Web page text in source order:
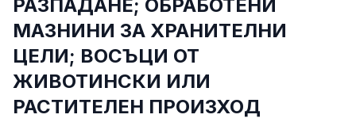
РАЗПАДАНЕ; ОБРАБОТЕНИ
МАЗНИНИ ЗА ХРАНИТЕЛНИ
ЦЕЛИ; ВОСЪЦИ ОТ
ЖИВОТИНСКИ ИЛИ
РАСТИТЕЛЕН ПРОИЗХОД